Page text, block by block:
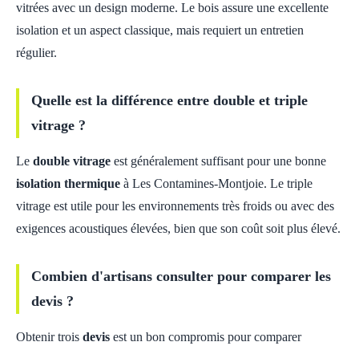
vitrées avec un design moderne. Le bois assure une excellente
isolation et un aspect classique, mais requiert un entretien
régulier.
Quelle est la différence entre double et triple
vitrage ?
Le double vitrage est généralement suffisant pour une bonne
isolation thermique à Les Contamines-Montjoie. Le triple
vitrage est utile pour les environnements très froids ou avec des
exigences acoustiques élevées, bien que son coût soit plus élevé.
Combien d'artisans consulter pour comparer les
devis ?
Obtenir trois devis est un bon compromis pour comparer